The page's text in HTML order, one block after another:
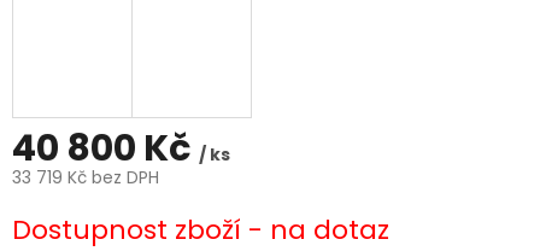
40 800 Kč / ks
33 719 Kč bez DPH
cena:
Dostupnost zboží - na dotaz